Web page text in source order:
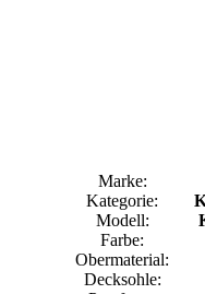
Marke:
Kategorie:
Modell:
Farbe:
Obermaterial:
Decksohle: